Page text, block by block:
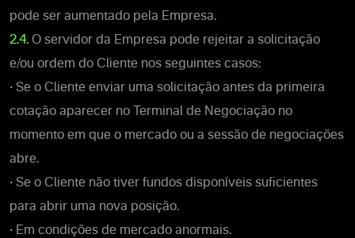
pode ser aumentado pela Empresa.
2.4. O servidor da Empresa pode rejeitar a solicitação
e/ou ordem do Cliente nos seguintes casos:
• Se o Cliente enviar uma solicitação antes da primeira
cotação aparecer no Terminal de Negociação no
momento em que o mercado ou a sessão de negociações
abre.
• Se o Cliente não tiver fundos disponíveis suficientes
para abrir uma nova posição.
• Em condições de mercado anormais.